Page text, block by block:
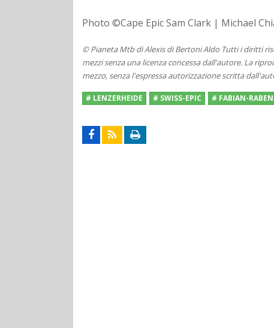
Photo ©Cape Epic Sam Clark | Michael
© Pianeta Mtb di Alexis di Bertoni Aldo Tutti i diritti
mezzi senza una licenza concessa dall'autore. La
mezzo, senza l'espressa autorizzazione scritta
# LENZERHEIDE # SWISS-EPIC # FABIAN-